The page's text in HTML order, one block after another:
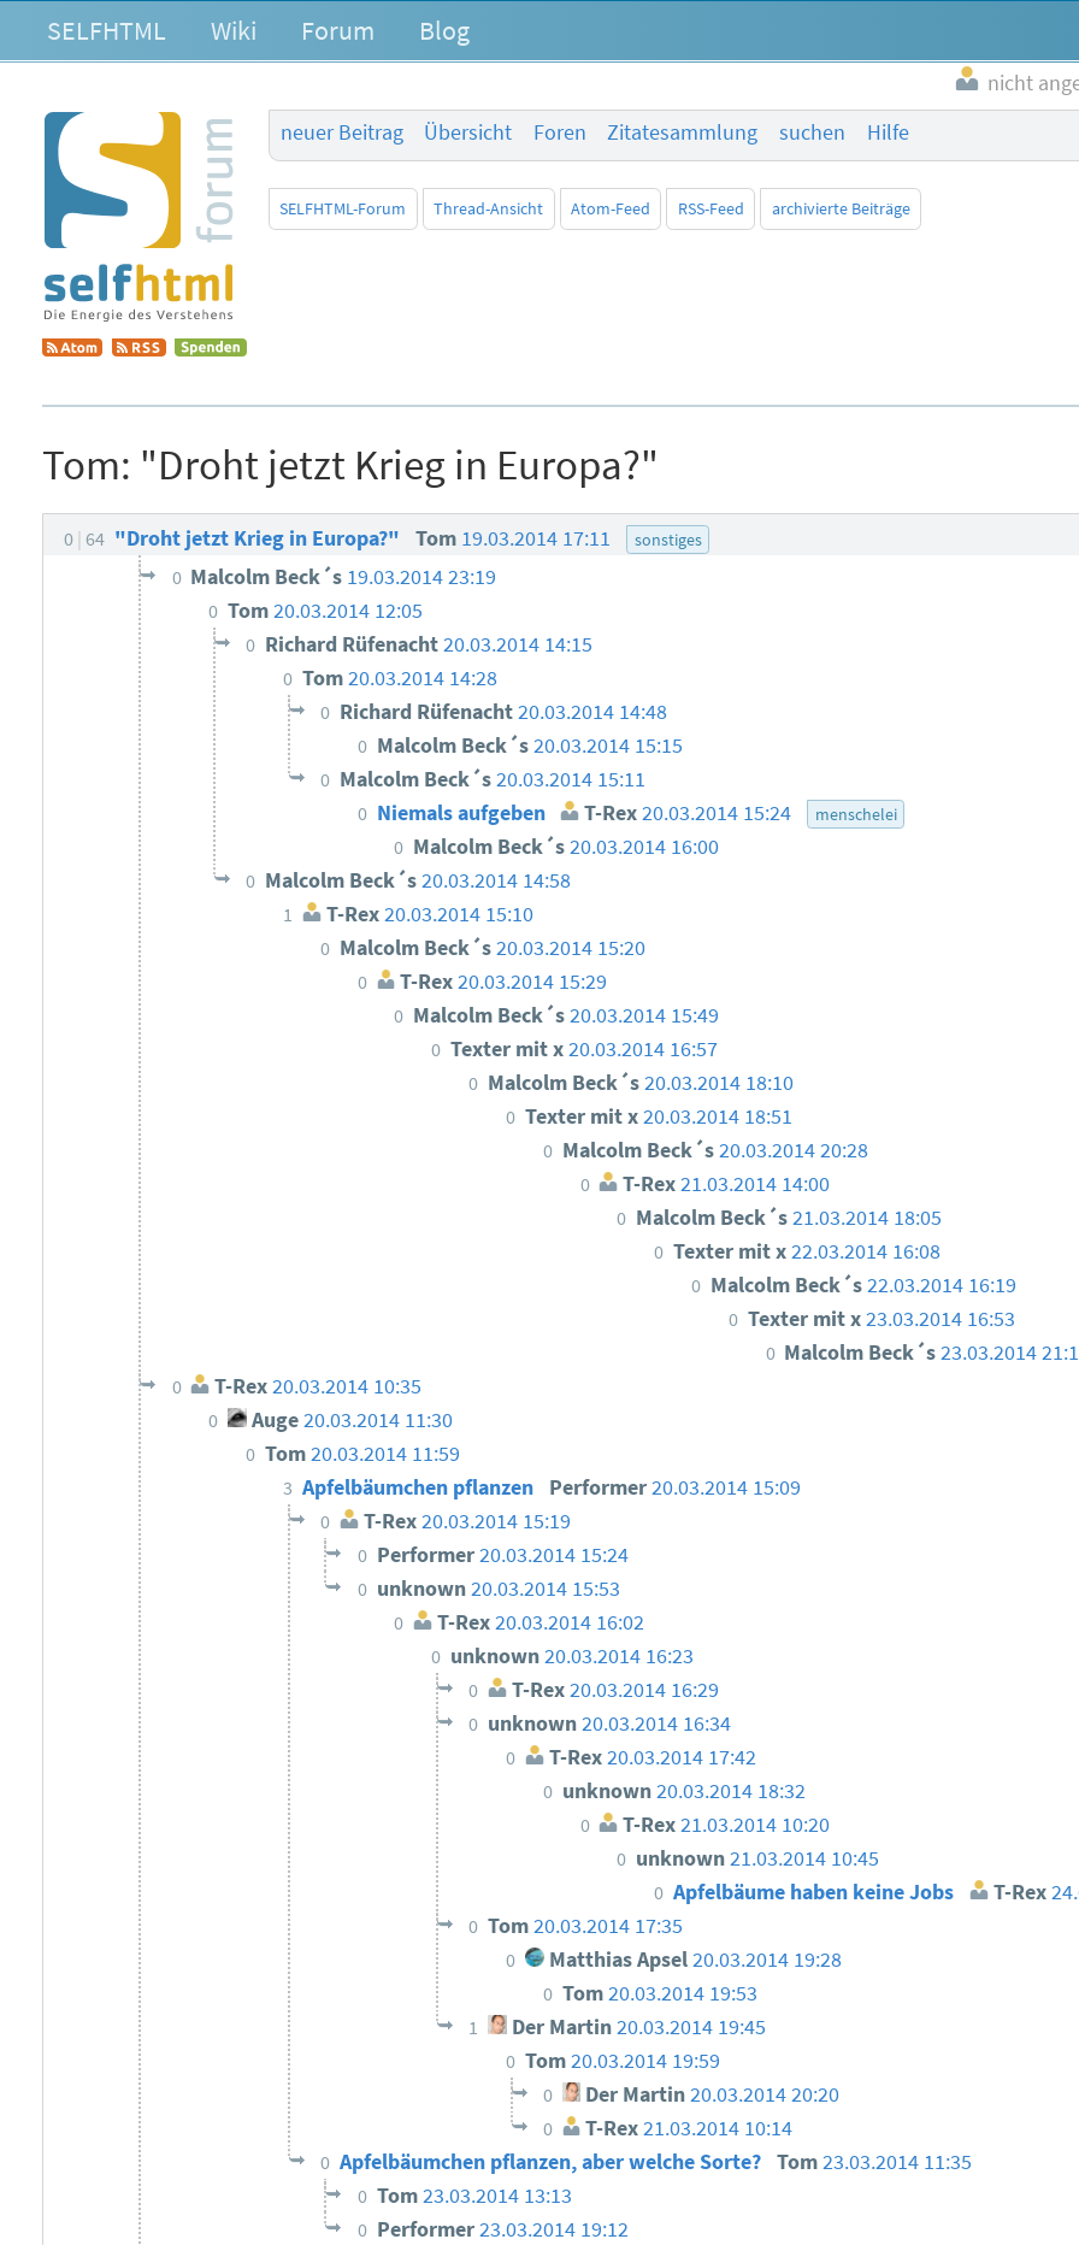
SELFHTML Wiki Forum Blog
nicht
neuer Beitrag
Übersicht Foren Zitatesammlung suchen Hilfe
SELFHTML-Forum Thread-Ansicht Atom-Feed RSS-Feed archivierte Beiträge
Tom: "Droht jetzt Krieg in Europa?"
0 64 "Droht jetzt Krieg in Europa?" Tom 19.03.2014 17:11 sonstiges
0 Malcolm Beck´s 19.03.2014 23:19
0 Tom20.03.2014 12:05
0 Richard Rüfenacht20.03.2014 14:15
0 Tom20.03.2014 14:28
0 Richard Rüfenacht20.03.2014 14:48
0 Malcolm Beck´s20.03.2014 15:15
0 Malcolm Beck´s20.03.2014 15:11
0 Niemals aufgeben T-Rex20.03.2014 15:24 menschelei
0 Malcolm Beck´s20.03.2014 16:00
0 Malcolm Beck´s20.03.2014 14:58
1 T-Rex20.03.2014 15:10
0 Malcolm Beck´s20.03.2014 15:20
0 T-Rex20.03.2014 15:29
0 Malcolm Beck´s20.03.2014 15:49
0 Texter mit x20.03.2014 16:57
0 Malcolm Beck´s20.03.2014 18:10
0 Texter mit x20.03.2014 18:51
0 Malcolm Beck´s20.03.2014 20:28
0 T-Rex21.03.2014 14:00
0 Malcolm Beck´s21.03.2014 18:05
0 Texter mit x22.03.2014 16:08
0 Malcolm Beck´s22.03.2014 16:19
0 Texter mit x23.03.2014 16:53
0 Malcolm Beck´s23.03.2014
0 T-Rex20.03.2014 10:35
0 Auge20.03.2014 11:30
0 Tom20.03.2014 11:59
3 Apfelbäumchen pflanzen Performer20.03.2014 15:09
0 T-Rex 20.03.2014 15:19
0 Performer20.03.2014 15:24
0 unknown20.03.2014 15:53
0 T-Rex20.03.2014 16:02
0 unknown20.03.2014 16:23
0 T-Rex20.03.2014 16:29
0 unknown20.03.2014 16:34
0 T-Rex20.03.2014 17:42
0 unknown20.03.2014 18:32
0 T-Rex21.03.2014 10:20
0 unknown21.03.2014 10:45
0 Apfelbäume haben keine Jobs T-Rex
0 Tom20.03.2014 17:35
0 Matthias Apsel20.03.2014 19:28
0 Tom20.03.2014 19:53
1 Der Martin20.03.2014 19:45
0 Tom20.03.2014 19:59
0 Der Martin 20.03.2014 20:20
0 T-Rex 21.03.2014 10:14
0 Apfelbäumchen pflanzen, aber welche Sorte? Tom23.03.2014 11:35
0 Tom23.03.2014 13:13
0 Performer23.03.2014 19:12